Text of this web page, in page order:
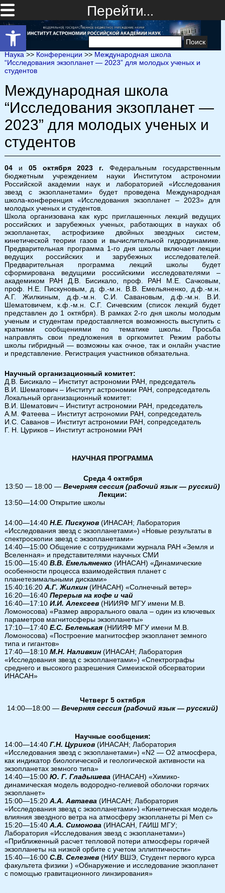
Открыть панель инструментов
Перейти…
Найти:
Наука >> Конференции >> Международная школа
“Исследования экзопланет — 2023” для молодых ученых и
студентов
Международная школа
“Исследования экзопланет —
2023” для молодых ученых и
студентов
04 и 05 октября 2023 г. Федеральным государственным
бюджетным учреждением науки Институтом астрономии
Российской академии наук и лабораторией «Исследования
звезд с экзопланетами» будет проведена Международная
школа-конференция «Исследования экзопланет – 2023» для
молодых ученых и студентов.
Школа организована как курс приглашенных лекций ведущих
российских и зарубежных ученых, работающих в науках об
экзопланетах, астрофизике двойных звездных систем,
кинетической теории газов и вычислительной гидродинамике.
Предварительная программа 1-го дня школы включает лекции
ведущих российских и зарубежных исследователей.
Предварительная программа лекций школы будет
сформирована ведущими российскими исследователями –
академиком РАН Д.В. Бисикало, проф. РАН М.Е. Сачковым,
проф. Н.Е. Пискуновым, д. ф.-м.н. В.В. Емельяненко, д.ф.-м.н.
А.Г. Жилкиным, д.ф.-м.н. С.И. Савановым, д.ф.-м.н. В.И.
Шематовичем, к.ф.-м.н. С.Г. Сичевским (список лекций будет
представлен до 1 октября). В рамках 2-го дня школы молодым
ученым и студентам предоставляется возможность выступить с
краткими сообщениями по тематике школы. Просьба
направлять свои предложения в оргкомитет. Режим работы
школы гибридный — возможны как очное, так и онлайн участие
и представление. Регистрация участников обязательна.
Научный организационный комитет:
Д.В. Бисикало – Институт астрономии РАН, председатель
В.И. Шематович – Институт астрономии РАН, сопредседатель
Локальный организационный комитет:
В.И. Шематович – Институт астрономии РАН, председатель
А.М. Фатеева – Институт астрономии РАН, сопредседатель
И.С. Саванов – Институт астрономии РАН, сопредседатель
Г. Н. Цуриков – Институт астрономии РАН
НАУЧНАЯ ПРОГРАММА
Среда 4 октября
13:50 — 18:00 — Вечерняя сессия (рабочий язык — русский)
Лекции:
13:50—14:00 Открытие школы
14:00—14:40 Н.Е. Пискунов (ИНАСАН; Лаборатория
«Исследования звезд с экзопланетами») «Новые результаты в
спектроскопии звезд с экзопланетами»
14:40—15:00 Общение с сотрудниками журнала РАН «Земля и
Вселенная» и представителями научных СМИ
15:00—15:40 В.В. Емельяненко (ИНАСАН) «Динамические
особенности процесса взаимодействия планет с
планетезимальными дисками»
15:40:16:20 А.Г. Жилкин (ИНАСАН) «Солнечный ветер»
16:20—16:40 Перерыв на кофе и чай
16:40—17:10 И.И. Алексеев (НИИЯФ МГУ имени М.В.
Ломоносова) «Размер аврорального овала – один из ключевых
параметров магнитосферы экзопланеты»
17:10—17:40 Е.С. Беленькая (НИИЯФ МГУ имени М.В.
Ломоносова) «Построение магнитосфер экзопланет земного
типа и гигантов»
17:40—18:10 М.Н. Наливкин (ИНАСАН; Лаборатория
«Исследования звезд с экзопланетами») «Спектрографы
среднего и высокого разрешения Симеизской обсерватории
ИНАСАН»
Четверг 5 октября
14:00—18:00 — Вечерняя сессия (рабочий язык — русский)
Научные сообщения:
14:00—14:40 Г.Н. Цуриков (ИНАСАН; Лаборатория
«Исследования звезд с экзопланетами») «N2 — O2 атмосфера,
как индикатор биологической и геологической активности на
экзопланетах земного типа»
14:40—15:00 Ю. Г. Гладышева (ИНАСАН) «Химико-
динамическая модель водородно-гелиевой оболочки горячих
экзопланет»
15:00—15:20 А.А. Автаева (ИНАСАН; Лаборатория
«Исследования звезд с экзопланетами») «Кинетическая модель
влияния звездного ветра на атмосферу экзопланеты pi Men c»
15:20—15:40 А.А. Симонова (ИНАСАН, ГАИШ МГУ;
Лаборатория «Исследования звезд с экзопланетами»)
«Приближенный расчет тепловой потери атмосферы горячей
экзопланеты на низкой орбите с учетом эллиптичности»
15:40—16:00 С.В. Селезнев (НИУ ВШЭ, Студент первого курса
факультета физики ) «Обнаружение и исследование экзопланет
с помощью гравитационного линзирования»